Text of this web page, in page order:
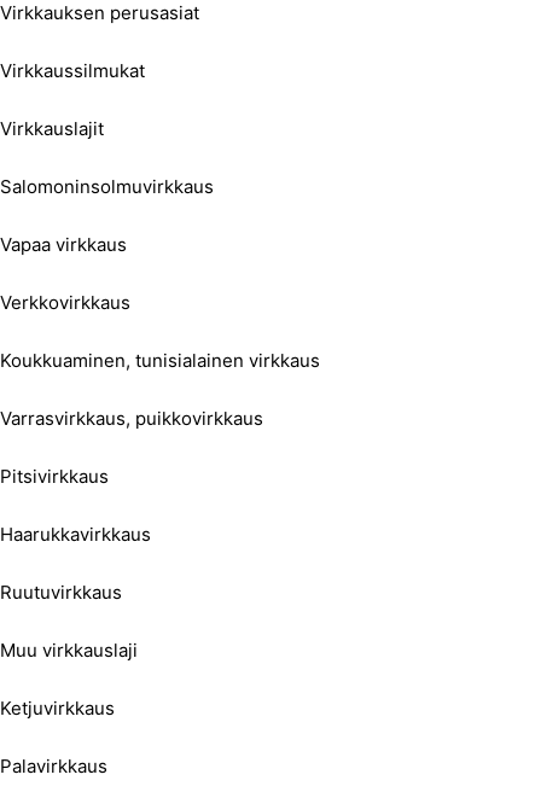
Virkkauksen perusasiat
Virkkaussilmukat
Virkkauslajit
Salomoninsolmuvirkkaus
Vapaa virkkaus
Verkkovirkkaus
Koukkuaminen, tunisialainen virkkaus
Varrasvirkkaus, puikkovirkkaus
Pitsivirkkaus
Haarukkavirkkaus
Ruutuvirkkaus
Muu virkkauslaji
Ketjuvirkkaus
Palavirkkaus